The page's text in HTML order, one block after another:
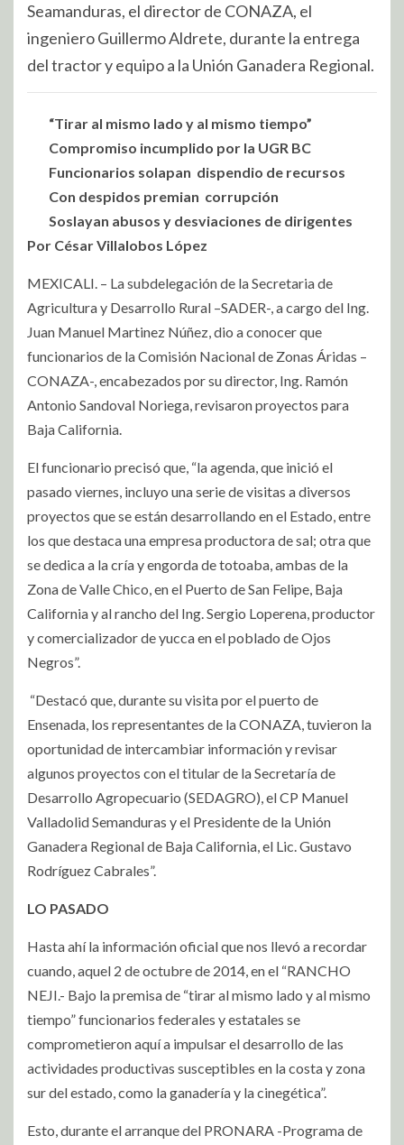
Seamanduras, el director de CONAZA, el
ingeniero Guillermo Aldrete, durante la entrega
del tractor y equipo a la Unión Ganadera Regional.
“Tirar al mismo lado y al mismo tiempo”
Compromiso incumplido por la UGR BC
Funcionarios solapan dispendio de recursos
Con despidos premian corrupción
Soslayan abusos y desviaciones de dirigentes
Por César Villalobos López
MEXICALI. – La subdelegación de la Secretaria de
Agricultura y Desarrollo Rural –SADER-, a cargo del Ing.
Juan Manuel Martinez Núñez, dio a conocer que
funcionarios de la Comisión Nacional de Zonas Áridas –
CONAZA-, encabezados por su director, Ing. Ramón
Antonio Sandoval Noriega, revisaron proyectos para
Baja California.
El funcionario precisó que, “la agenda, que inició el
pasado viernes, incluyo una serie de visitas a diversos
proyectos que se están desarrollando en el Estado, entre
los que destaca una empresa productora de sal; otra que
se dedica a la cría y engorda de totoaba, ambas de la
Zona de Valle Chico, en el Puerto de San Felipe, Baja
California y al rancho del Ing. Sergio Loperena, productor
y comercializador de yucca en el poblado de Ojos
Negros”.
“Destacó que, durante su visita por el puerto de
Ensenada, los representantes de la CONAZA, tuvieron la
oportunidad de intercambiar información y revisar
algunos proyectos con el titular de la Secretaría de
Desarrollo Agropecuario (SEDAGRO), el CP Manuel
Valladolid Semanduras y el Presidente de la Unión
Ganadera Regional de Baja California, el Lic. Gustavo
Rodríguez Cabrales”.
LO PASADO
Hasta ahí la información oficial que nos llevó a recordar
cuando, aquel 2 de octubre de 2014, en el “RANCHO
NEJI.- Bajo la premisa de “tirar al mismo lado y al mismo
tiempo” funcionarios federales y estatales se
comprometieron aquí a impulsar el desarrollo de las
actividades productivas susceptibles en la costa y zona
sur del estado, como la ganadería y la cinegética”.
Esto, durante el arranque del PRONARA -Programa de